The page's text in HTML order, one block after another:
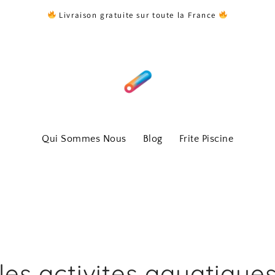
Livraison gratuite sur toute la France
Qui Sommes Nous Blog Frite Piscine